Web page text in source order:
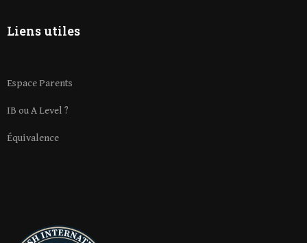
Liens utiles
Espace Parents
IB ou A Level ?
Équivalence